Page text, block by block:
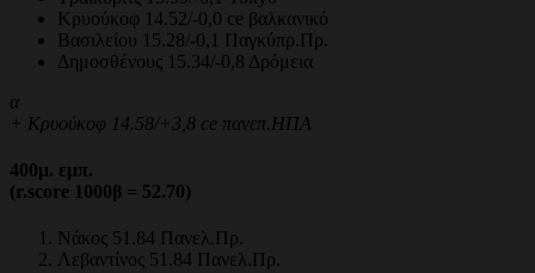
Κρυούκοφ 14.52/-0,0 ce βαλκανικό
Βασιλείου 15.28/-0,1 Παγκύπρ.Πρ.
Δημοσθένους 15.34/-0,8 Δρόμεια
α
+ Κρυούκοφ 14.58/+3,8 ce πανεπ.ΗΠΑ
400μ. εμπ.
(r.score 1000β = 52.70)
Νάκος 51.84 Πανελ.Πρ.
Λεβαντίνος 51.84 Πανελ.Πρ.